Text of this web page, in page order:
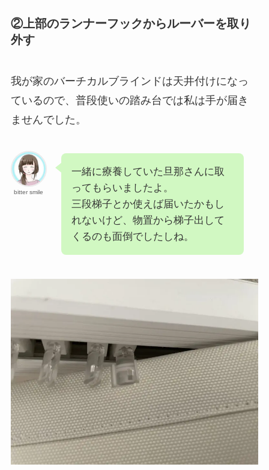
②上部のランナーフックからルーバーを取り
外す
我が家のバーチカルブラインドは天井付けになっ
ているので、普段使いの踏み台では私は手が届き
ませんでした。
bitter smile
一緒に療養していた旦那さんに取
ってもらいましたよ。
三段梯子とか使えば届いたかもし
れないけど、物置から梯子出して
くるのも面倒でしたしね。